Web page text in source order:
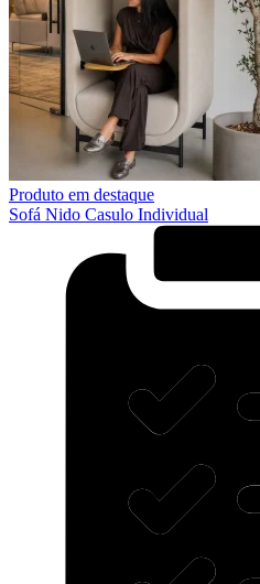
Produto em destaque
Sofá Nido Casulo Individual